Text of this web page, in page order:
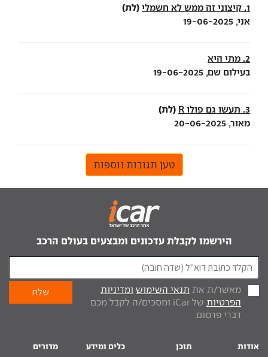
1. קיצוני זה ממש לא חשמלי (לת)
אני, 19-06-2025
2. מתי היא
בעילום שם, 19-06-2025
3. תעשו גם פולו R (לת)
מאור, 20-06-2025
טען תגובות נוספות
הירשמו לקבלת עדכונים ומבצעים בעולם הרכב
מאשר/ת את תנאי השימוש ומדיניות
הפרטיות
של iCar ומסכים/ה לקבל מכם
דברי פרסום.
אודות תוכן כלים ומידע מדורים